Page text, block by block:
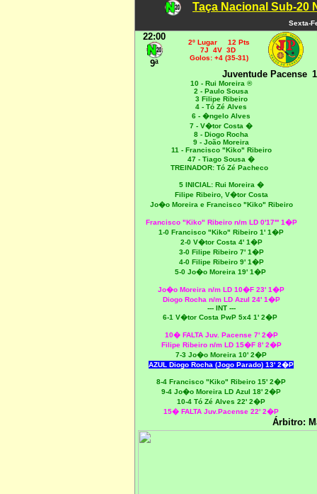
Taça Nacional Sub-20
Sexta-
22:00
9ª
2º Lugar 12 Pts
7J 4V 3D
Golos: +4 (35-31)
Juventude Pacense
10 - Rui Moreira ®
2 - Paulo Sousa
3 Filipe Ribeiro
4 - Tó Zé Alves
6 - �ngelo Alves
7 - V�tor Costa �
8 - Diogo Rocha
9 - João Moreira
11 - Francisco "Kiko" Ribeiro
47 - Tiago Sousa �
TREINADOR: Tó Zé Pacheco
5 INICIAL: Rui Moreira �
Filipe Ribeiro, V�tor Costa
Jo�o Moreira e Francisco "Kiko" Ribeiro
Francisco "Kiko" Ribeiro n/m LD 0'17''' 1�P
1-0 Francisco "Kiko" Ribeiro 1' 1�P
2-0 V�tor Costa 4' 1�P
3-0 Filipe Ribeiro 7' 1�P
4-0 Filipe Ribeiro 9' 1�P
5-0 Jo�o Moreira 19' 1�P
Jo�o Moreira n/m LD 10�F 23' 1�P
Diogo Rocha n/m LD Azul 24' 1�P
--- INT ---
6-1 V�tor Costa PwP 5x4 1' 2�P
10� FALTA Juv. Pacense 7' 2�P
Filipe Ribeiro n/m LD 15�F 8' 2�P
7-3 Jo�o Moreira 10' 2�P
AZUL Diogo Rocha (Jogo Parado) 13' 2�P
8-4 Francisco "Kiko" Ribeiro 15' 2�P
9-4 Jo�o Moreira LD Azul 18' 2�P
10-4 Tó Zé Alves 22' 2�P
15� FALTA Juv.Pacense 22' 2�P
Árbitro: